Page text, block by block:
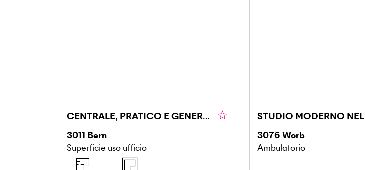
CENTRALE, PRATICO E GENEROSO
3011 Bern
Superficie uso ufficio
3076 Worb
Ambulatorio